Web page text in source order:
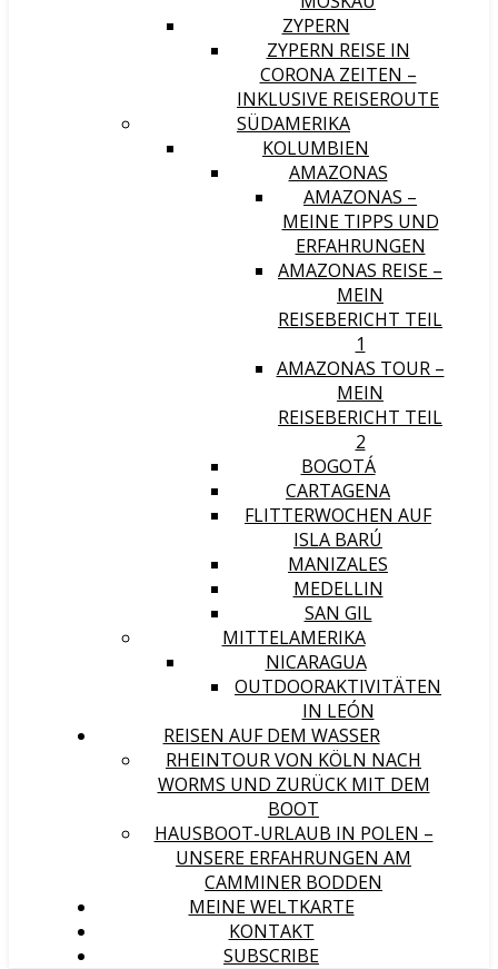
ZYPERN
ZYPERN REISE IN
CORONA ZEITEN –
INKLUSIVE REISEROUTE
SÜDAMERIKA
KOLUMBIEN
AMAZONAS
AMAZONAS –
MEINE TIPPS UND
ERFAHRUNGEN
AMAZONAS REISE –
MEIN
REISEBERICHT TEIL
1
AMAZONAS TOUR –
MEIN
REISEBERICHT TEIL
2
BOGOTÁ
CARTAGENA
FLITTERWOCHEN AUF
ISLA BARÚ
MANIZALES
MEDELLIN
SAN GIL
MITTELAMERIKA
NICARAGUA
OUTDOORAKTIVITÄTEN
IN LEÓN
REISEN AUF DEM WASSER
RHEINTOUR VON KÖLN NACH
WORMS UND ZURÜCK MIT DEM
BOOT
HAUSBOOT-URLAUB IN POLEN –
UNSERE ERFAHRUNGEN AM
CAMMINER BODDEN
MEINE WELTKARTE
KONTAKT
SUBSCRIBE